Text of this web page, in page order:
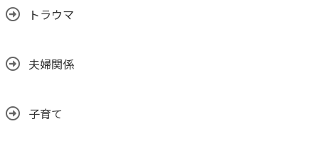
トラウマ
夫婦関係
子育て